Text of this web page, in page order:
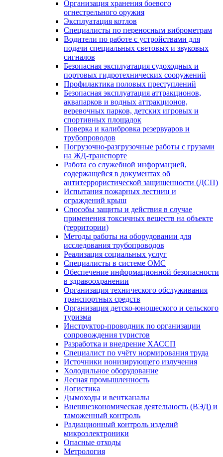
Организация хранения боевого
огнестрельного оружия
Эксплуатация котлов
Специалисты по переносным виброметрам
Водители по работе с устройствами для
подачи специальных световых и звуковых
сигналов
Безопасная эксплуатация судоходных и
портовых гидротехнических сооружений
Профилактика половых преступлений
Безопасная эксплуатация аттракционов,
аквапарков и водных аттракционов,
веревочных парков, детских игровых и
спортивных площадок
Поверка и калибровка резервуаров и
трубопроводов
Погрузочно-разгрузочные работы с грузами
на ЖД-транспорте
Работа со служебной информацией,
содержащейся в документах об
антитеррористической защищенности (ДСП)
Испытания пожарных лестниц и
ограждений крыш
Способы защиты и действия в случае
применения токсичных веществ на объекте
(территории)
Методы работы на оборудовании для
исследования трубопроводов
Реализация социальных услуг
Специалисты в системе ОМС
Обеспечение информационной безопасности
в здравоохранении
Организация технического обслуживания
транспортных средств
Организация детско-юношеского и сельского
туризма
Инструктор-проводник по организации
сопровождения туристов
Разработка и внедрение ХАССП
Специалист по учёту нормирования труда
Источники ионизирующего излучения
Холодильное оборудование
Лесная промышленность
Логистика
Дымоходы и вентканалы
Внешнеэкономическая деятельность (ВЭД) и
таможенный контроль
Радиационный контроль изделий
микроэлектроники
Опасные отходы
Метрология